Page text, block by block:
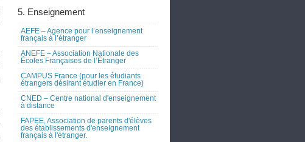
5. Enseignement
AEFE – Agence pour l’enseignement
français à l’étranger
ANEFE – Association Nationale des
Écoles Françaises de l’Étranger
CAMPUS France (pour les étudiants
étrangers désirant étudier en France)
CNED – Centre national d'enseignement
à distance
FAPEE, Association de parents d'élèves
des établissements d'enseignement
français à l'étranger.